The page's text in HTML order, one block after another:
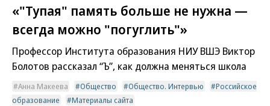
«"Тупая" память больше не нужна —
всегда можно "погуглить"»
Профессор Института образования НИУ ВШЭ Виктор
Болотов рассказал “Ъ”, как должна меняться школа
Анна Макеева Общество Общество. Интервью
Российское
образование
Материалы сайта